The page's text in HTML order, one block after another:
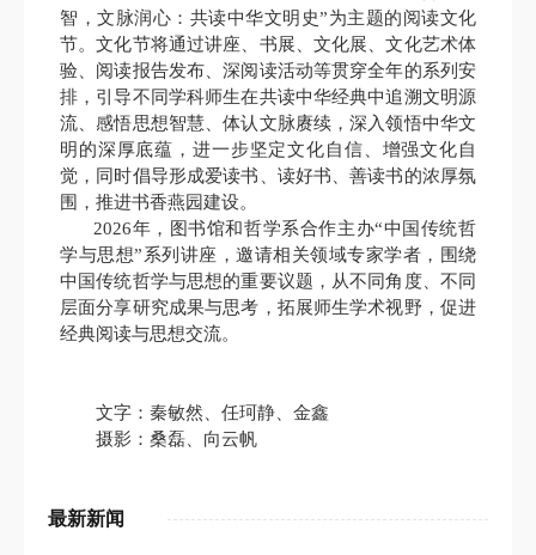
最新新闻
智，文脉润心：共读中华文明史”为主题的阅读文化
节。文化节将通过讲座、书展、文化展、文化艺术体
验、阅读报告发布、深阅读活动等贯穿全年的系列安
排，引导不同学科师生在共读中华经典中追溯文明源
流、感悟思想智慧、体认文脉赓续，深入领悟中华文
明的深厚底蕴，进一步坚定文化自信、增强文化自
觉，同时倡导形成爱读书、读好书、善读书的浓厚氛
围，推进书香燕园建设。
2026年，图书馆和哲学系合作主办“中国传统哲
学与思想”系列讲座，邀请相关领域专家学者，围绕
中国传统哲学与思想的重要议题，从不同角度、不同
层面分享研究成果与思考，拓展师生学术视野，促进
经典阅读与思想交流。
文字：秦敏然、任珂静、金鑫
摄影：桑磊、向云帆